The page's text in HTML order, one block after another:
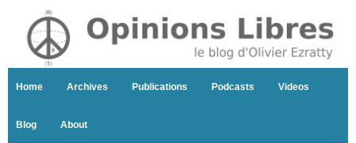
Home Archives Publications Podcasts Videos
Blog About